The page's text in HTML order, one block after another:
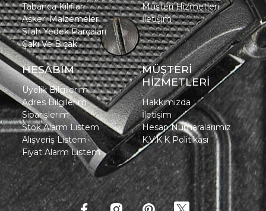
Tabanca Kılıfları
Askeri Malzemeler
Silah Yedek Parçaları
Çakı Ve Bıçak
Müşteri Hizmetleri
İletişim
HESABIM
Üyelik Bilgilerim
Adres Bilgilerim
Siparişlerim
Stok Alarm Listem
Alışveriş Listem
Fiyat Alarm Listem
MÜŞTERİ
HİZMETLERİ
Hakkımızda
İletişim
Hesap Numaralarımız
K.V.K.K Politikası